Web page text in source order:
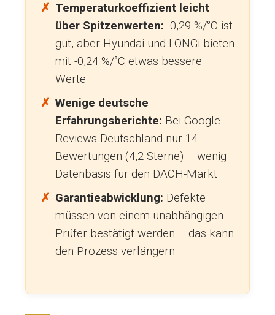
Temperaturkoeffizient leicht
über Spitzenwerten: -0,29 %/°C ist
gut, aber Hyundai und LONGi bieten
mit -0,24 %/°C etwas bessere
Werte
Wenige deutsche
Erfahrungsberichte: Bei Google
Reviews Deutschland nur 14
Bewertungen (4,2 Sterne) – wenig
Datenbasis für den DACH-Markt
Garantieabwicklung: Defekte
müssen von einem unabhängigen
Prüfer bestätigt werden – das kann
den Prozess verlängern